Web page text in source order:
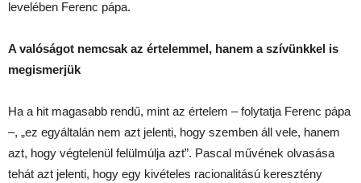
levelében Ferenc pápa.
A valóságot nemcsak az értelemmel, hanem a szívünkkel is
megismerjük
Ha a hit magasabb rendű, mint az értelem – folytatja Ferenc pápa
–, „ez egyáltalán nem azt jelenti, hogy szemben áll vele, hanem
azt, hogy végtelenül felülmúlja azt”. Pascal művének olvasása
tehát azt jelenti, hogy egy kivételes racionalitású keresztény